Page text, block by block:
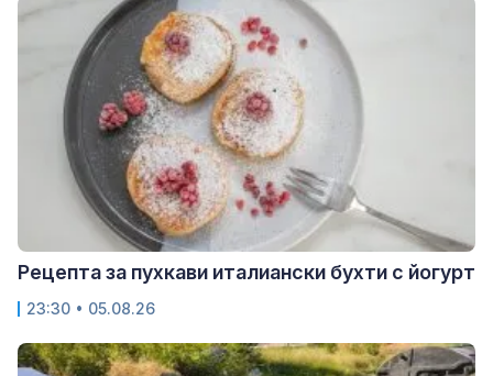
Рецепта за пухкави италиански бухти с йогурт
23:30 • 05.08.26